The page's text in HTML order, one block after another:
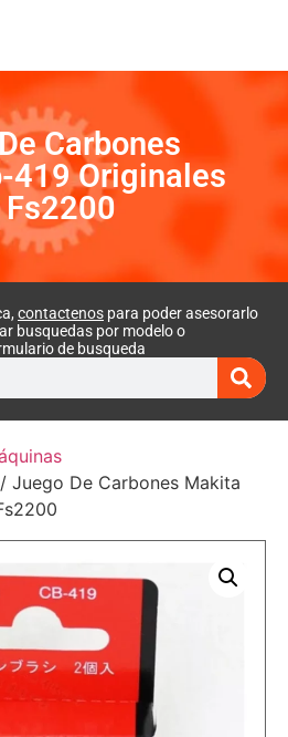
Carbones
419 Originales
contactenos para poder asesorarlo
busquedas por modelo o
de busqueda
/ Juego De Carbones Makita